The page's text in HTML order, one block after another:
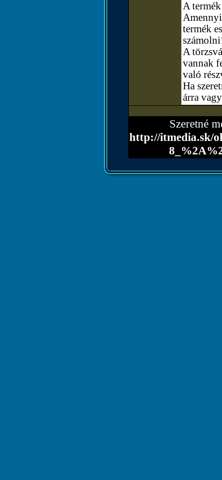
A
termék
A
vannak
való
Ha
árra
Szeretné
http://itmedia.sk/